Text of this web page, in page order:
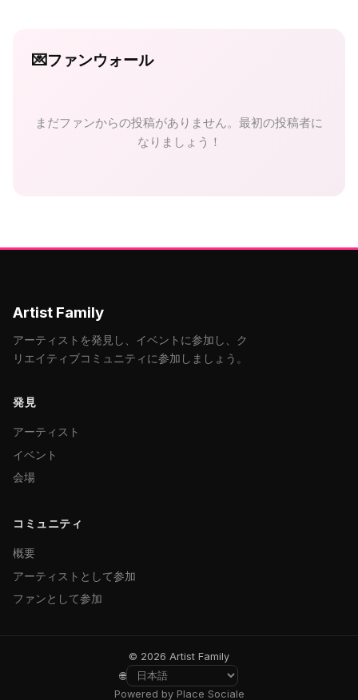
💌ファンウォール
まだファンからの投稿がありません。最初の投稿者に
なりましょう！
Artist Family
アーティストを発見し、イベントに参加し、ク
リエイティブコミュニティに参加しましょう。
発見
アーティスト
イベント
会場
コミュニティ
概要
アーティストとして参加
ファンとして参加
© 2026 Artist Family
🌐
Powered by Place Sociale